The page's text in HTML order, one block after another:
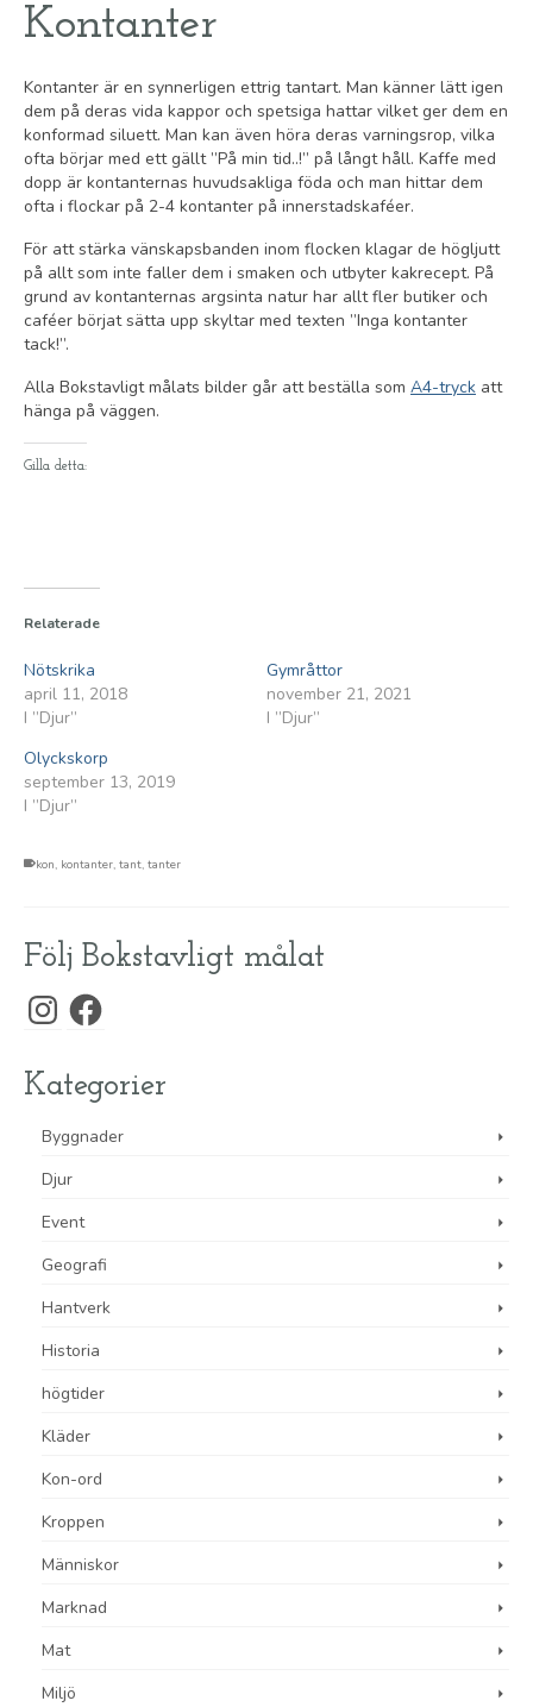
Kontanter
Kontanter är en synnerligen ettrig tantart. Man känner lätt igen
dem på deras vida kappor och spetsiga hattar vilket ger dem en
konformad siluett. Man kan även höra deras varningsrop, vilka
ofta börjar med ett gällt ”På min tid..!” på långt håll. Kaffe med
dopp är kontanternas huvudsakliga föda och man hittar dem
ofta i flockar på 2-4 kontanter på innerstadskaféer.
För att stärka vänskapsbanden inom flocken klagar de högljutt
på allt som inte faller dem i smaken och utbyter kakrecept. På
grund av kontanternas argsinta natur har allt fler butiker och
caféer börjat sätta upp skyltar med texten ”Inga kontanter
tack!”.
Alla Bokstavligt målats bilder går att beställa som A4-tryck att
hänga på väggen.
Gilla detta:
Relaterade
Nötskrika
april 11, 2018
I ”Djur”
Gymråttor
november 21, 2021
I ”Djur”
Olyckskorp
september 13, 2019
I ”Djur”
kon, kontanter, tant, tanter
Följ Bokstavligt målat
InstagramFacebook
Kategorier
Byggnader
Djur
Event
Geografi
Hantverk
Historia
högtider
Kläder
Kon-ord
Kroppen
Människor
Marknad
Mat
Miljö